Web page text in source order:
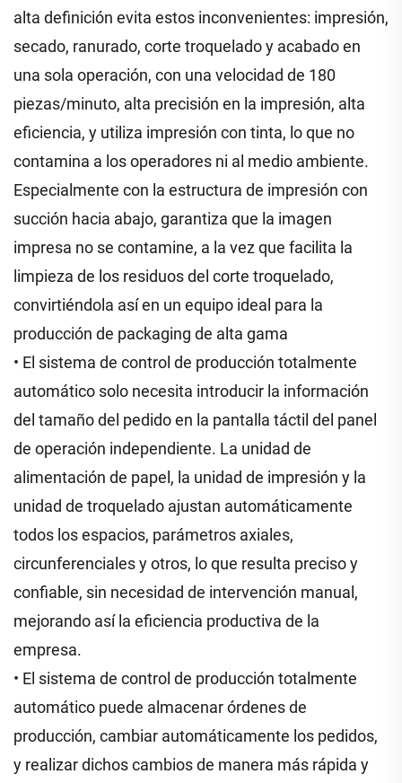
alta definición evita estos inconvenientes: impresión,
secado, ranurado, corte troquelado y acabado en
una sola operación, con una velocidad de 180
piezas/minuto, alta precisión en la impresión, alta
eficiencia, y utiliza impresión con tinta, lo que no
contamina a los operadores ni al medio ambiente.
Especialmente con la estructura de impresión con
succión hacia abajo, garantiza que la imagen
impresa no se contamine, a la vez que facilita la
limpieza de los residuos del corte troquelado,
convirtiéndola así en un equipo ideal para la
producción de packaging de alta gama
• El sistema de control de producción totalmente
automático solo necesita introducir la información
del tamaño del pedido en la pantalla táctil del panel
de operación independiente. La unidad de
alimentación de papel, la unidad de impresión y la
unidad de troquelado ajustan automáticamente
todos los espacios, parámetros axiales,
circunferenciales y otros, lo que resulta preciso y
confiable, sin necesidad de intervención manual,
mejorando así la eficiencia productiva de la
empresa.
• El sistema de control de producción totalmente
automático puede almacenar órdenes de
producción, cambiar automáticamente los pedidos,
y realizar dichos cambios de manera más rápida y